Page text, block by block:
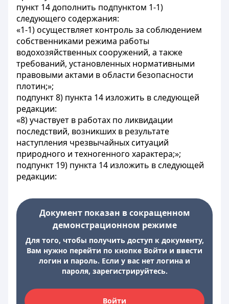
пункт 14 дополнить подпунктом 1-1)
следующего содержания:
«1-1) осуществляет контроль за соблюдением
собственниками режима работы
водохозяйственных сооружений, а также
требований, установленных нормативными
правовыми актами в области безопасности
плотин;»;
подпункт 8) пункта 14 изложить в следующей
редакции:
«8) участвует в работах по ликвидации
последствий, возникших в результате
наступления чрезвычайных ситуаций
природного и техногенного характера;»;
подпункт 19) пункта 14 изложить в следующей
редакции:
Документ показан в сокращенном
демонстрационном режиме
Для того, чтобы получить доступ к документу,
Вам нужно перейти по кнопке Войти и ввести
логин и пароль. Если у вас нет логина и
пароля, зарегистрируйтесь.
Войти